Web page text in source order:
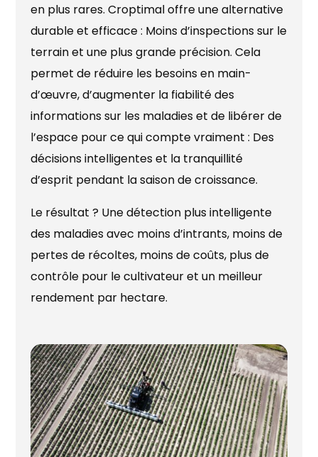
en plus rares. Croptimal offre une alternative
durable et efficace : Moins d’inspections sur le
terrain et une plus grande précision. Cela
permet de réduire les besoins en main-
d’œuvre, d’augmenter la fiabilité des
informations sur les maladies et de libérer de
l’espace pour ce qui compte vraiment : Des
décisions intelligentes et la tranquillité
d’esprit pendant la saison de croissance.
Le résultat ? Une détection plus intelligente
des maladies avec moins d’intrants, moins de
pertes de récoltes, moins de coûts, plus de
contrôle pour le cultivateur et un meilleur
rendement par hectare.